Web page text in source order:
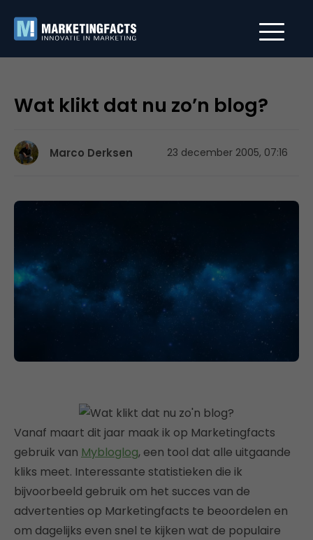
Wat klikt dat nu zo’n blog?
Marco Derksen 23 december 2005, 07:16
Vanaf maart dit jaar maak ik op Marketingfacts
gebruik van Mybloglog, een tool dat alle uitgaande
kliks meet. Interessante statistieken die ik
bijvoorbeeld gebruik om het succes van de
advertenties op Marketingfacts te beoordelen en
om dagelijks even snel te kijken wat de populaire